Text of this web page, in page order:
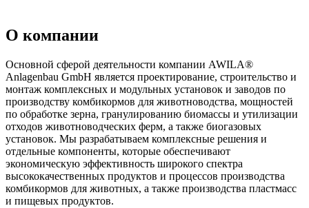
О компании
Основной сферой деятельности компании AWILA®
Anlagenbau GmbH является проектирование, строительство и
монтаж комплексных и модульных установок и заводов по
производству комбикормов для животноводства, мощностей
по обработке зерна, гранулированию биомассы и утилизации
отходов животноводческих ферм, а также биогазовых
установок. Мы разрабатываем комплексные решения и
отдельные компоненты, которые обеспечивают
экономическую эффективность широкого спектра
высококачественных продуктов и процессов производства
комбикормов для животных, а также производства пластмасс
и пищевых продуктов.